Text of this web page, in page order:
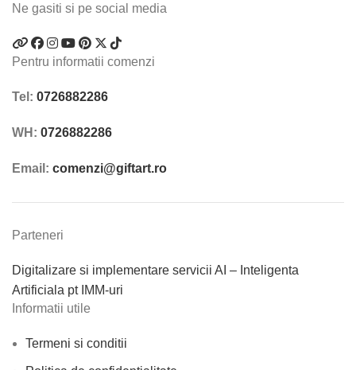
Ne gasiti si pe social media
Pentru informatii comenzi
Tel: 0726882286
WH: 0726882286
Email: comenzi@giftart.ro
Parteneri
Digitalizare si implementare servicii AI – Inteligenta
Artificiala pt IMM-uri
Informatii utile
Termeni si conditii